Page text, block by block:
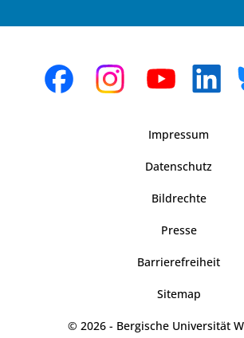
Impressum
Datenschutz
Bildrechte
Presse
Barrierefreiheit
Sitemap
© 2026 - Bergische Universität